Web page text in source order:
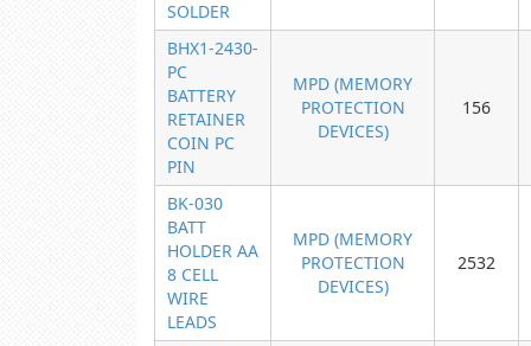
SOLDER
BHX1-2430-
PC
BATTERY
RETAINER
COIN PC
PIN
MPD (MEMORY
PROTECTION
DEVICES)
156
BK-030
BATT
HOLDER AA
8 CELL
WIRE
LEADS
MPD (MEMORY
PROTECTION
DEVICES)
2532